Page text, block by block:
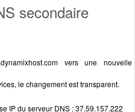
secondaire
vers une nouvelle
le changement est transparent.
IP du serveur DNS : 37.59.157.222